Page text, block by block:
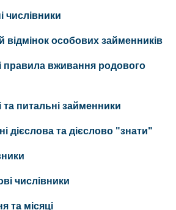
числівники
відмінок особових займенників
правила вживання родового
та питальні займенники
дієслова та дієслово "знати"
числівники
та місяці